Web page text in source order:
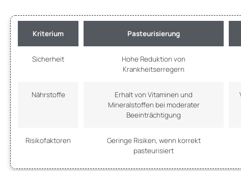
Kriterium Pasteurisierung
Sicherheit
Hohe Reduktion von
Krankheitserregern
Nährstoffe
Erhalt von Vitaminen und
Mineralstoffen bei moderater
Beeinträchtigung
Risikofaktoren
Geringe Risiken, wenn korrekt
pasteurisiert